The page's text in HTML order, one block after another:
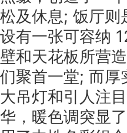
松及休息; 饭厅则
设有一张可容纳
壁和天花板所营
们聚首一堂; 而厚
大吊灯和引人注
华，暖色调突显